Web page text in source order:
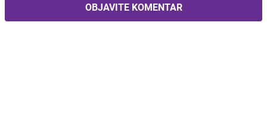
OBJAVITE KOMENTAR